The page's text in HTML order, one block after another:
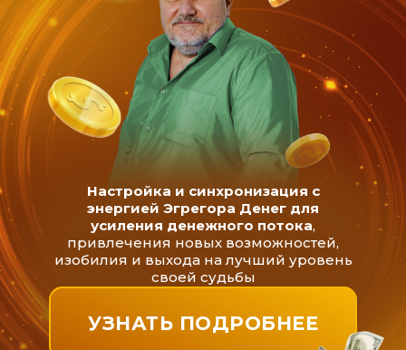
Настройка и синхронизация с
энергией Эгрегора Денег для
усиления денежного потока,
привлечения новых возможностей,
изобилия и выхода на лучший уровень
своей судьбы
УЗНАТЬ ПОДРОБНЕЕ